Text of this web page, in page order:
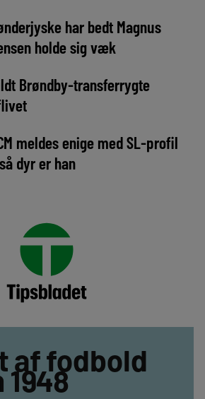
har bedt Magnus
holde sig væk
Brøndby-transferrygte
meldes enige med SL-profil
dyr er han
af fodbold